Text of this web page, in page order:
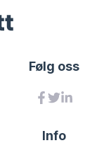
Følg oss
Info